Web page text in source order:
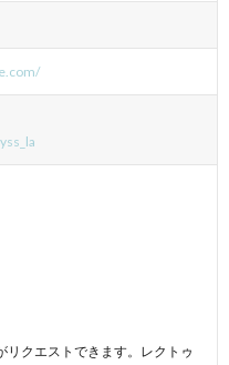
リクエストできます。レクトゥ